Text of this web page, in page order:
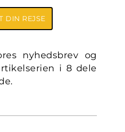
DIN REJSE
nyhedsbrev og
i 8 dele